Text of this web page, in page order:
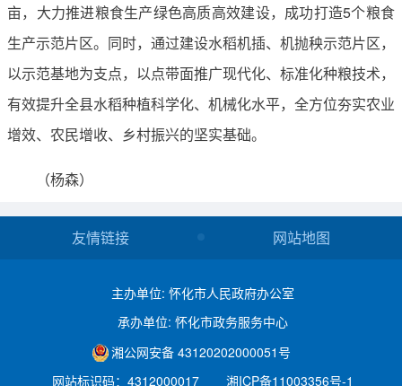
亩，大力推进粮食生产绿色高质高效建设，成功打造5个粮食
生产示范片区。同时，通过建设水稻机插、机抛秧示范片区，
以示范基地为支点，以点带面推广现代化、标准化种粮技术，
有效提升全县水稻种植科学化、机械化水平，全方位夯实农业
增效、农民增收、乡村振兴的坚实基础。
（杨森）
友情链接 网站地图
主办单位: 怀化市人民政府办公室
承办单位: 怀化市政务服务中心
湘公网安备 43120202000051号
网站标识码：4312000017
湘ICP备11003356号-1